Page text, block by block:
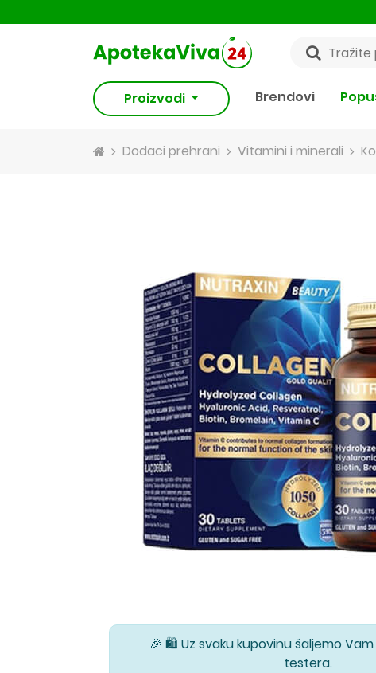
Proizvodi Brendovi
Dodaci prehrani Vitamini i minerali
🎉 🛍️ Uz svaku kupovinu šaljemo
testera.